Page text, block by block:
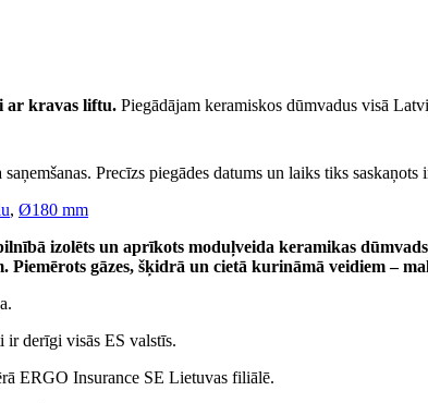
ar kravas liftu. Piegādājam keramiskos dūmvadus visā
Precīzs piegādes datums un laiks tiks
, Ø180 mm
izolēts un aprīkots moduļveida keramikas
gāzes, šķidrā un cietā kurināmā veidiem –
ir derīgi visās ES valstīs.
ERGO Insurance SE Lietuvas filiālē.